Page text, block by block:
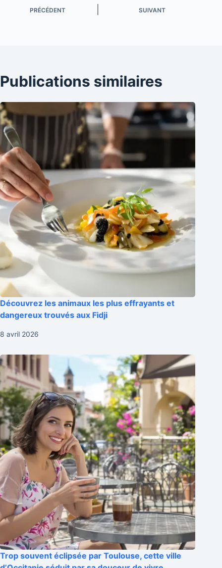
PRÉCÉDENT SUIVANT
Publications similaires
Découvrez les animaux les plus effrayants et
dangereux trouvés aux Fidji
8 avril 2026
Trop souvent éclipsée par Toulouse, cette ville